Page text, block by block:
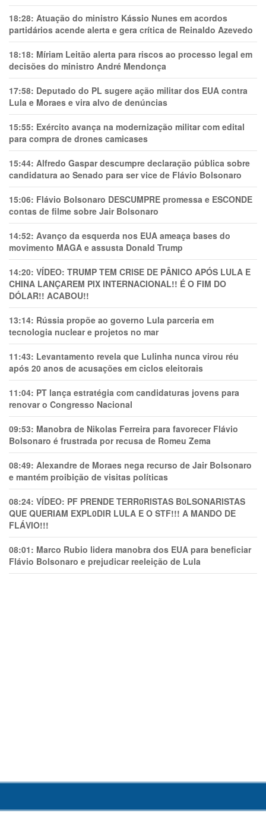
18:28: Atuação do ministro Kássio Nunes em acordos
partidários acende alerta e gera crítica de Reinaldo Azevedo
18:18: Míriam Leitão alerta para riscos ao processo legal em
decisões do ministro André Mendonça
17:58: Deputado do PL sugere ação militar dos EUA contra
Lula e Moraes e vira alvo de denúncias
15:55: Exército avança na modernização militar com edital
para compra de drones camicases
15:44: Alfredo Gaspar descumpre declaração pública sobre
candidatura ao Senado para ser vice de Flávio Bolsonaro
15:06: Flávio Bolsonaro DESCUMPRE promessa e ESCONDE
contas de filme sobre Jair Bolsonaro
14:52: Avanço da esquerda nos EUA ameaça bases do
movimento MAGA e assusta Donald Trump
14:20: VÍDEO: TRUMP TEM CRlSE DE PÂNlCO APÓS LULA E
CHINA LANÇAREM PIX INTERNACIONAL!! É O FIM DO
DÓLAR!! ACABOU!!
13:14: Rússia propõe ao governo Lula parceria em
tecnologia nuclear e projetos no mar
11:43: Levantamento revela que Lulinha nunca virou réu
após 20 anos de acusações em ciclos eleitorais
11:04: PT lança estratégia com candidaturas jovens para
renovar o Congresso Nacional
09:53: Manobra de Nikolas Ferreira para favorecer Flávio
Bolsonaro é frustrada por recusa de Romeu Zema
08:49: Alexandre de Moraes nega recurso de Jair Bolsonaro
e mantém proibição de visitas políticas
08:24: VÍDEO: PF PRENDE TERR0RlSTAS B0LSONARlSTAS
QUE QUERIAM EXPL0DlR LULA E O STF!!! A MANDO DE
FLÁVIO!!!
08:01: Marco Rubio lidera manobra dos EUA para beneficiar
Flávio Bolsonaro e prejudicar reeleição de Lula